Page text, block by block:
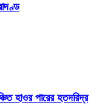
হাওর পারের হতদরিদ্র